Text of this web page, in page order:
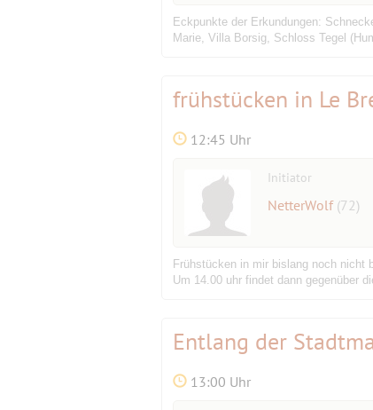
Eckpunkte der Erkundungen:
Marie, Villa Borsig, Schloss Tegel
frühstücken in Le
12:45 Uhr
Initiator
NetterWolf (72)
Frühstücken in mir bislang noch nicht
Um 14.00 uhr findet dann gegenüber
Entlang der
13:00 Uhr